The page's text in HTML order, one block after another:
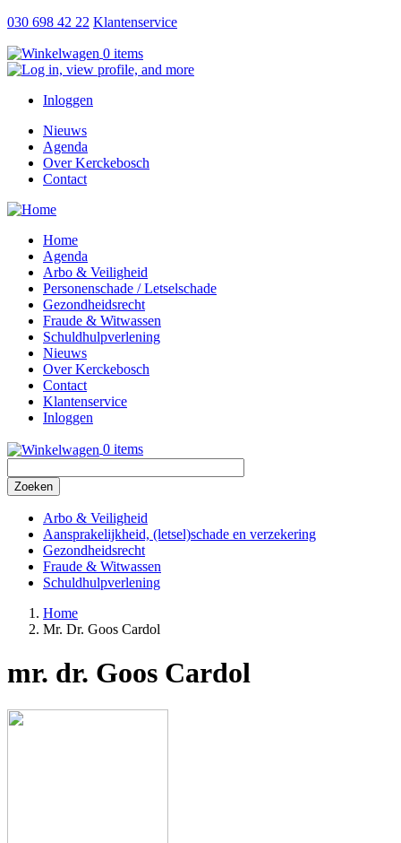
Overslaan
naar
de
gaan
030 698 42 22 Klantenservice
0 items
Gebruikersmenu
Inloggen
Hoofdnavigatie
Nieuws
Agenda
Over Kerckebosch
Contact
responsive
hoofdmenu
Home
Agenda
Arbo & Veiligheid
Personenschade / Letselschade
Gezondheidsrecht
Fraude & Witwassen
Schuldhulpverlening
Nieuws
Over Kerckebosch
Contact
Klantenservice
Inloggen
0 items
Arbo & Veiligheid
Aansprakelijkheid, (letsel)schade en verzekering
Gezondheidsrecht
Fraude & Witwassen
Schuldhulpverlening
Kruimelpad
Home
Mr. Dr. Goos Cardol
mr. dr. Goos Cardol